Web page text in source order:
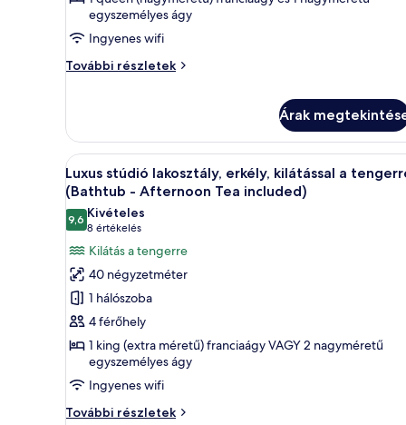
szoba,
fürdőkád
(Window,
Afternoon
egyszemélyes ágy
Ingyenes wifi
További részletek
Premier
(Window,
Afternoon
Tea
Included)
további
részletei
Árak
A
következő
szoba
összes
képének
megtekintése:
Luxus
stúdió
lakosztály,
erkély,
kilátással
a
tengerre
Egy tágas szobás szállodai
10
Luxus stúdió lakosztály, erkély, kilátással a
(Bathtub - Afternoon Tea included)
9,610-ből 9,6
Kivételes
8 értékelés
(8
értékelés)
Kilátás a tengerre
40 négyzetméter
1 hálószoba
4 férőhely
1 king (extra méretű) franciaágy VAGY 2 nagyméretű
egyszemélyes ágy
Ingyenes wifi
További részletek
Luxus